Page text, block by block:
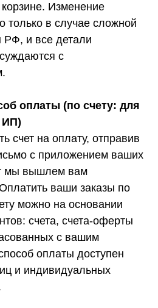
Изменение
только в случае сложной
РФ, и все детали
с
оплаты (по счету: для
ИП)
счет на оплату, отправив
с приложением ваших
мы вышлем вам
ваши заказы по
можно на основании
счета, счета-оферты
с вашим
оплаты доступен
и индивидуальных
на сайте,
дилер «Штиль»